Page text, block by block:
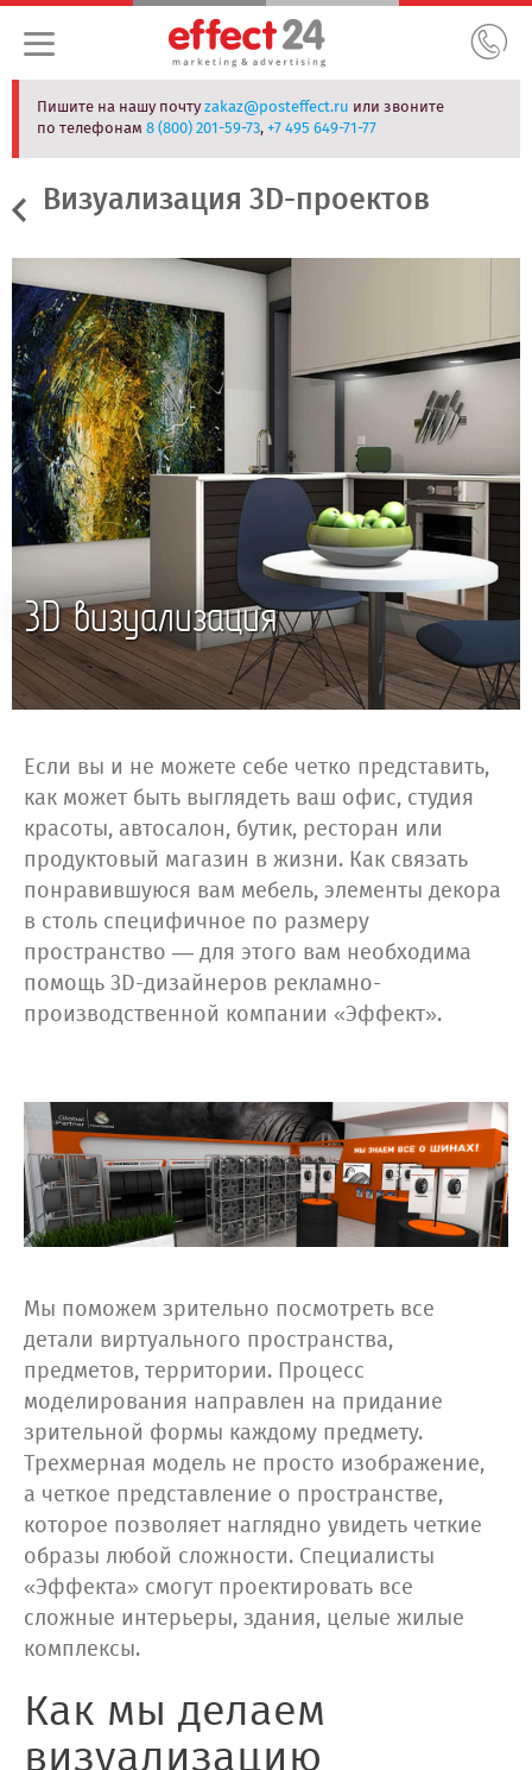
Пишите на нашу почтуzakaz@posteffect.ru или звоните
по телефонам8 (800) 201-59-73,+7 495 649-71-77
Визуализация 3D-проектов
3D визуализация
Если вы и не можете себе четко представить,
как может быть выглядеть ваш офис, студия
красоты, автосалон, бутик, ресторан или
продуктовый магазин в жизни. Как связать
понравившуюся вам мебель, элементы декора
в столь специфичное по размеру
пространство — для этого вам необходима
помощь 3D-дизайнеров рекламно-
производственной компании «Эффект».
Мы поможем зрительно посмотреть все
детали виртуального пространства,
предметов, территории. Процесс
моделирования направлен на придание
зрительной формы каждому предмету.
Трехмерная модель не просто изображение,
а четкое представление о пространстве,
которое позволяет наглядно увидеть четкие
образы любой сложности. Специалисты
«Эффекта» смогут проектировать все
сложные интерьеры, здания, целые жилые
комплексы.
Как мы делаем